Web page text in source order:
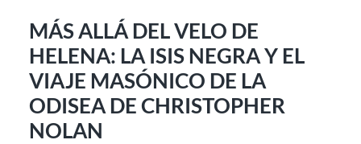
MÁS ALLÁ DEL VELO DE
HELENA: LA ISIS NEGRA Y EL
VIAJE MASÓNICO DE LA
ODISEA DE CHRISTOPHER
NOLAN